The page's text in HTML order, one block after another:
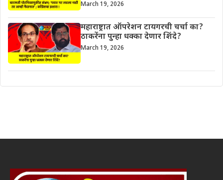
March 19, 2026
महाराष्ट्रात ऑपरेशन टायगरची चर्चा का?
ठाकरेंना पुन्हा धक्का देणार शिंदे?
March 19, 2026